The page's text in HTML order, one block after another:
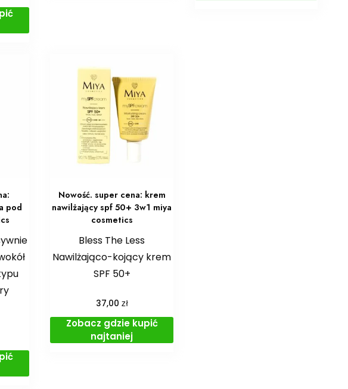
pod
Nowość. super cena: krem
nawilżający spf 50+ 3w1 miya
cosmetics
Bless The Less
Nawilżająco-kojący krem
SPF 50+
37,00 zł
Zobacz gdzie kupić
najtaniej